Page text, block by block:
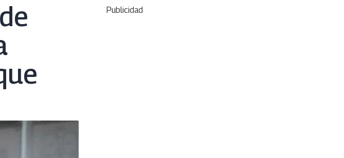
Publicidad